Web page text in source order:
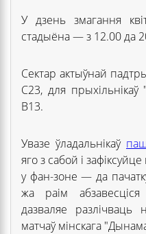
У дзень змагання
стадыёна — з 12.00 да
Сектар актыўнай
С23, для
В13.
Увазе ўладальнікаў
яго з сабой і
у фан-зоне — да
жа раім
дазваляе
матчаў мінскага